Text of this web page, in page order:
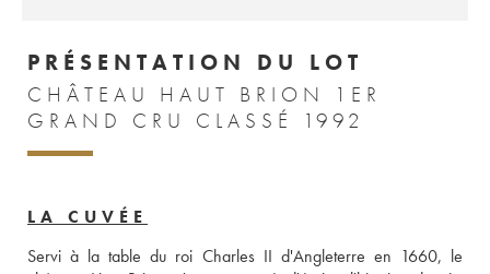
PRÉSENTATION DU LOT
CHÂTEAU HAUT BRION 1ER
GRAND CRU CLASSÉ 1992
LA CUVÉE
Servi à la table du roi Charles II d'Angleterre en 1660, le